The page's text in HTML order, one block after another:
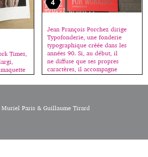
Times,
en
du
sur
Jean François Porchez dirige
Typofonderie, une fonderie
typographique créée dans les
années 90. Si, au début, il
ne diffuse que ses propres
caractères, il accompagne
maintenant d’autres créateurs
qu’il commercialise également.
caractères sur-mesure pour des
précise qu’il utilise pour définir
Paris & Guillaume Tirard